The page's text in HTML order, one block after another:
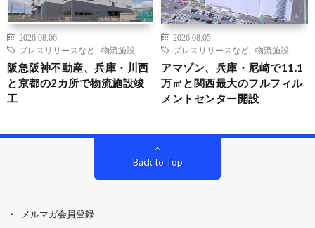
2026.08.06
プレスリリースなど
物流施設
阪急阪神不動産、兵庫・川西
と京都の2カ所で物流施設竣
工
2026.08.05
プレスリリースなど
物流施設
アマゾン、兵庫・尼崎で11.1
万㎡と関西最大のフルフィル
メントセンター開設
Back to Top
メルマガ会員登録